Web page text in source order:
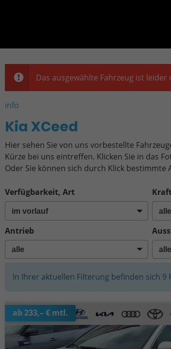
Das ausgewählte Fahrzeug ist
info
Kia XCeed
Hier sehen Sie von uns vorbestellte
Kürze bei uns eintreffen. Klicken Sie in das
Oder Sie können sich durch Klick bestimmte
Verfügbarkeit, Art
Antrieb
In Ihrer aktuellen Filterung befinden sich 9
ab 233,– € mtl.